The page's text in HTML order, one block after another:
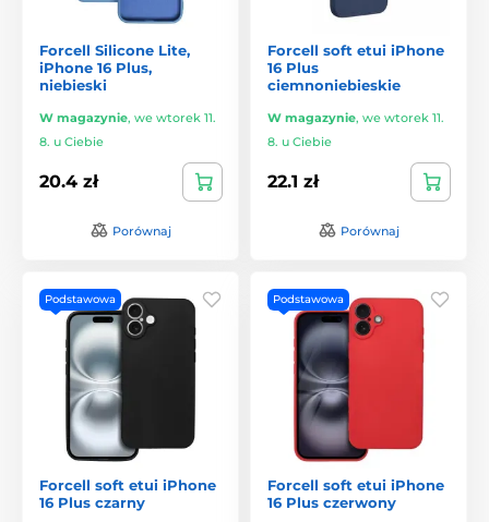
Forcell Silicone Lite,
iPhone 16 Plus,
niebieski
W magazynie, we wtorek 11.
8. u Ciebie
20.4 zł
Porównaj
Forcell soft etui iPhone
16 Plus
ciemnoniebieskie
W magazynie, we wtorek 11.
8. u Ciebie
22.1 zł
Porównaj
Podstawowa
Forcell soft etui iPhone
16 Plus czarny
Podstawowa
Forcell soft etui iPhone
16 Plus czerwony